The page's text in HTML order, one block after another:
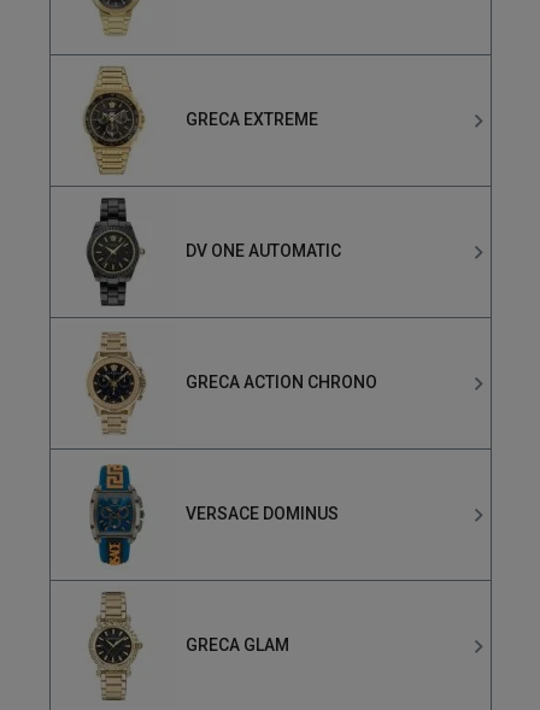
GRECA EXTREME
DV ONE AUTOMATIC
GRECA ACTION CHRONO
VERSACE DOMINUS
GRECA GLAM